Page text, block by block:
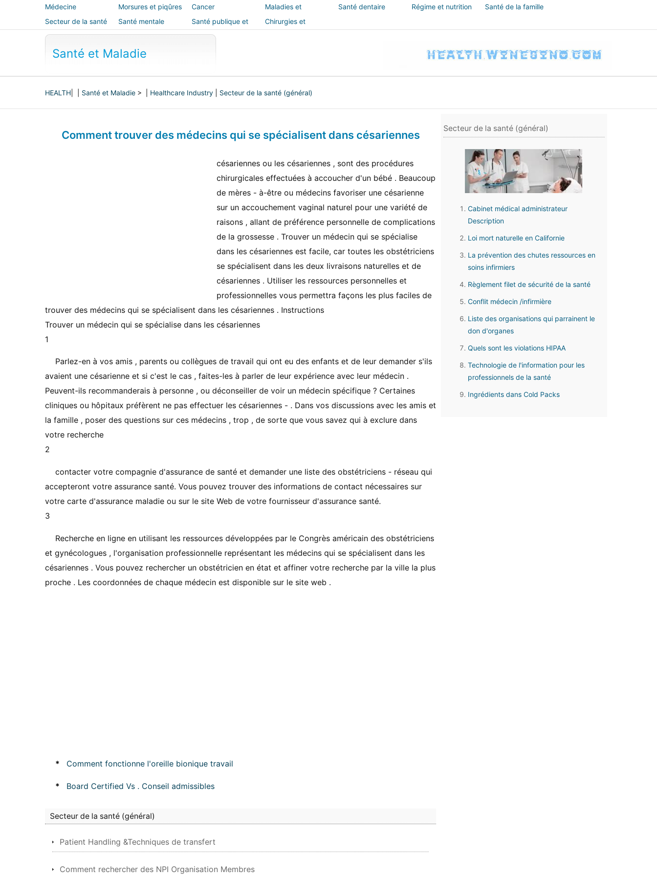
Médecine
alternative
Morsures et piqûres Cancer
Maladies et
traitements
Santé dentaire Régime et nutrition
Santé de la famille
Secteur de la santé
Santé mentale
Santé publique et
sécurité
Chirurgies et
Santé et Maladie
HEALTH Santé et Maladie > | Healthcare Industry Secteur de la santé (général)
Comment trouver des médecins qui se spécialisent dans césariennes
césariennes ou les césariennes , sont des procédures
chirurgicales effectuées à accoucher d'un bébé . Beaucoup
de mères - à-être ou médecins favoriser une césarienne
sur un accouchement vaginal naturel pour une variété de
raisons , allant de préférence personnelle de complications
de la grossesse . Trouver un médecin qui se spécialise
dans les césariennes est facile, car toutes les obstétriciens
se spécialisent dans les deux livraisons naturelles et de
césariennes . Utiliser les ressources personnelles et
professionnelles vous permettra façons les plus faciles de
trouver des médecins qui se spécialisent dans les césariennes . Instructions
Trouver un médecin qui se spécialise dans les césariennes
1
Parlez-en à vos amis , parents ou collègues de travail qui ont eu des enfants et de leur demander s'ils
avaient une césarienne et si c'est le cas , faites-les à parler de leur expérience avec leur médecin .
Peuvent-ils recommanderais à personne , ou déconseiller de voir un médecin spécifique ? Certaines
cliniques ou hôpitaux préfèrent ne pas effectuer les césariennes - . Dans vos discussions avec les amis et
la famille , poser des questions sur ces médecins , trop , de sorte que vous savez qui à exclure dans
votre recherche
2
contacter votre compagnie d'assurance de santé et demander une liste des obstétriciens - réseau qui
accepteront votre assurance santé. Vous pouvez trouver des informations de contact nécessaires sur
votre carte d'assurance maladie ou sur le site Web de votre fournisseur d'assurance santé.
3
Recherche en ligne en utilisant les ressources développées par le Congrès américain des obstétriciens
et gynécologues , l'organisation professionnelle représentant les médecins qui se spécialisent dans les
césariennes . Vous pouvez rechercher un obstétricien en état ​​et affiner votre recherche par la ville la plus
proche . Les coordonnées de chaque médecin est disponible sur le site web .
* Comment fonctionne l'oreille bionique travail
* Board Certified Vs . Conseil admissibles
Secteur de la santé (général)
Patient Handling &Techniques de transfert
Comment rechercher des NPI Organisation Membres
Secteur de la santé (général)
Cabinet médical administrateur
Description
Loi mort naturelle en Californie
La prévention des chutes ressources en
soins infirmiers
Règlement filet de sécurité de la santé
Conflit médecin /infirmière
Liste des organisations qui parrainent le
don d'organes
Quels sont les violations HIPAA
Technologie de l'information pour les
professionnels de la santé
Ingrédients dans Cold Packs